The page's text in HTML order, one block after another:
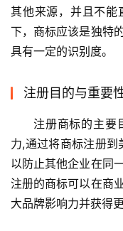
其他来源，并且不能
下，商标应该是独特
具有一定的识别度。
注册目的与重要
注册商标的主要
力,通过将商标注册
以防止其他企业在同
注册的商标可以在商
大品牌影响力并获得